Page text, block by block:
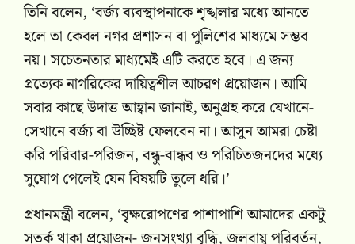
তিনি বলেন, ‘বর্জ্য ব্যবস্থাপনাকে শৃঙ্খলার মধ্যে আনতে
হলে তা কেবল নগর প্রশাসন বা পুলিশের মাধ্যমে সম্ভব
নয়। সচেতনতার মাধ্যমেই এটি করতে হবে। এ জন্য
প্রত্যেক নাগরিকের দায়িত্বশীল আচরণ প্রয়োজন। আমি
সবার কাছে উদাত্ত আহ্বান জানাই, অনুগ্রহ করে যেখানে-
সেখানে বর্জ্য বা উচ্ছিষ্ট ফেলবেন না। আসুন আমরা চেষ্টা
করি পরিবার-পরিজন, বন্ধু-বান্ধব ও পরিচিতজনদের মধ্যে
সুযোগ পেলেই যেন বিষয়টি তুলে ধরি।’
প্রধানমন্ত্রী বলেন, ‘বৃক্ষরোপণের পাশাপাশি আমাদের একটু
সতর্ক থাকা প্রয়োজন- জনসংখ্যা বৃদ্ধি, জলবায়ু পরিবর্তন,